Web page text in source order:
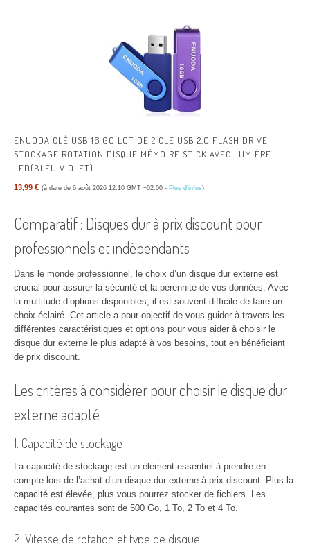
ENUODA CLÉ USB 16 GO LOT DE 2 CLE USB 2.0 FLASH DRIVE
STOCKAGE ROTATION DISQUE MÉMOIRE STICK AVEC LUMIÈRE
LED(BLEU VIOLET)
13,99 € (à date de 6 août 2026 12:10 GMT +02:00 - Plus d’infos)
Comparatif : Disques dur à prix discount pour
professionnels et indépendants
Dans le monde professionnel, le choix d’un disque dur externe est
crucial pour assurer la sécurité et la pérennité de vos données. Avec
la multitude d’options disponibles, il est souvent difficile de faire un
choix éclairé. Cet article a pour objectif de vous guider à travers les
différentes caractéristiques et options pour vous aider à choisir le
disque dur externe le plus adapté à vos besoins, tout en bénéficiant
de prix discount.
Les critères à considérer pour choisir le disque dur
externe adapté
1. Capacité de stockage
La capacité de stockage est un élément essentiel à prendre en
compte lors de l’achat d’un disque dur externe à prix discount. Plus la
capacité est élevée, plus vous pourrez stocker de fichiers. Les
capacités courantes sont de 500 Go, 1 To, 2 To et 4 To.
2. Vitesse de rotation et type de disque